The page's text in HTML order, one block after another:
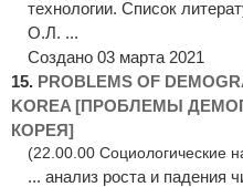
технологии. Список
О.Л. ...
Создано 03 марта 2021
15. PROBLEMS OF
KOREA [ПРОБЛЕМЫ
КОРЕЯ]
(22.00.00 Социологические
... анализ роста и падения